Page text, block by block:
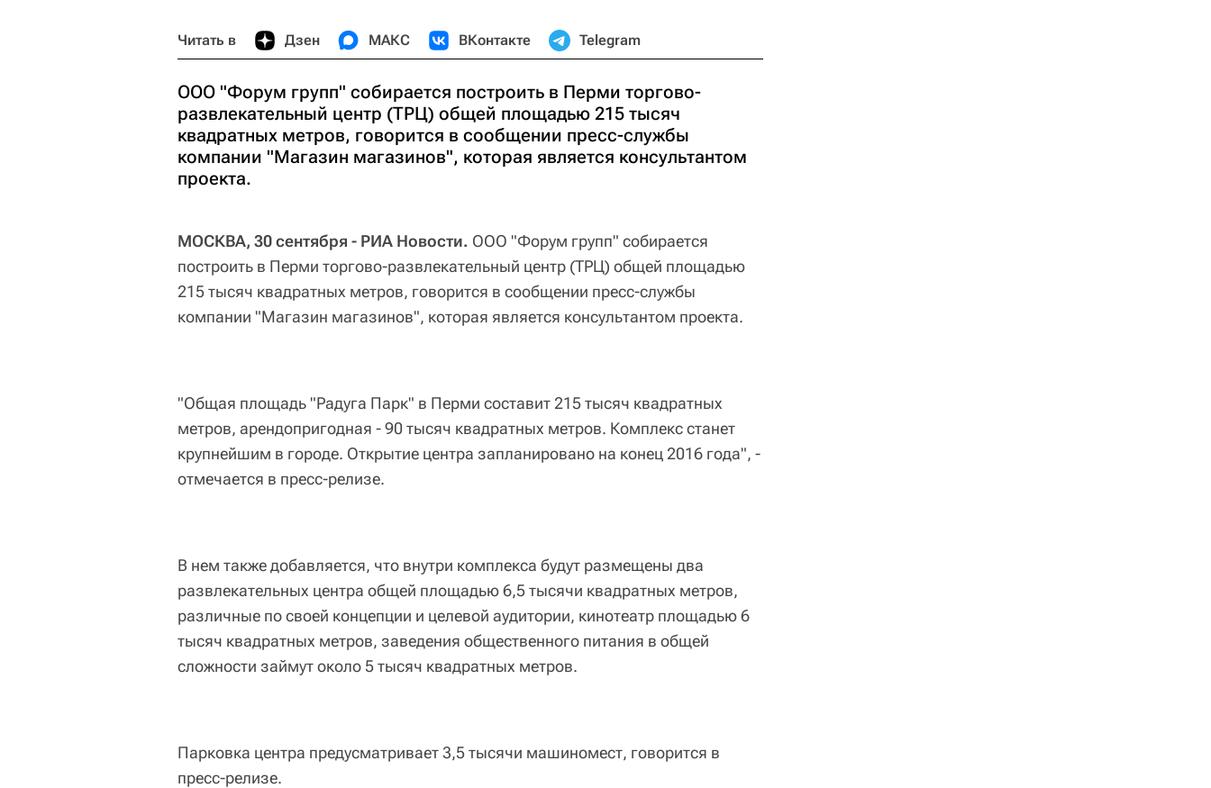
Читать в Дзен МАКС ВКонтакте Telegram
ООО "Форум групп" собирается построить в Перми торгово-
развлекательный центр (ТРЦ) общей площадью 215 тысяч
квадратных метров, говорится в сообщении пресс-службы
компании "Магазин магазинов", которая является консультантом
проекта.
МОСКВА, 30 сентября - РИА Новости. ООО "Форум групп" собирается
построить в Перми торгово-развлекательный центр (ТРЦ) общей площадью
215 тысяч квадратных метров, говорится в сообщении пресс-службы
компании "Магазин магазинов", которая является консультантом проекта.
"Общая площадь "Радуга Парк" в Перми составит 215 тысяч квадратных
метров, арендопригодная - 90 тысяч квадратных метров. Комплекс станет
крупнейшим в городе. Открытие центра запланировано на конец 2016 года", -
отмечается в пресс-релизе.
В нем также добавляется, что внутри комплекса будут размещены два
развлекательных центра общей площадью 6,5 тысячи квадратных метров,
различные по своей концепции и целевой аудитории, кинотеатр площадью 6
тысяч квадратных метров, заведения общественного питания в общей
сложности займут около 5 тысяч квадратных метров.
Парковка центра предусматривает 3,5 тысячи машиномест, говорится в
пресс-релизе.